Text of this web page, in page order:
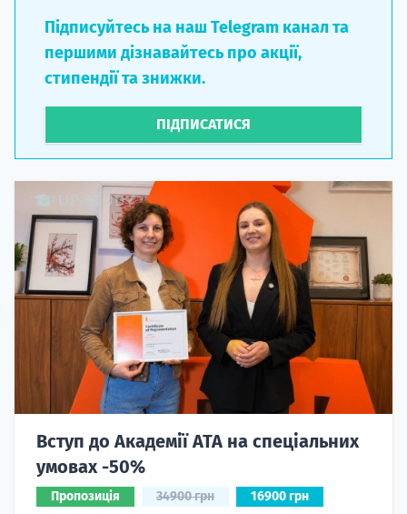
Підписуйтесь на наш Telegram канал та
першими дізнавайтесь про акції,
стипендії та знижки.
ПІДПИСАТИСЯ
Вступ до Академії ATA на спеціальних
умовах -50%
Пропозиція 34900 грн 16900 грн